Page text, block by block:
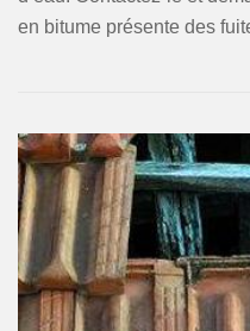
en bitume présente des